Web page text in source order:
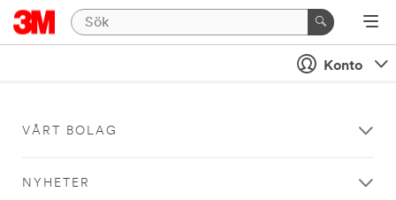
Konto
VÅRT BOLAG
NYHETER